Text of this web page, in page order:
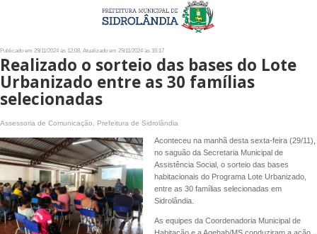
Publicado em 29/11/2024 às 12:08, Atualizado em 29/11/2024 às 16:17
Realizado o sorteio das bases do Lote
Urbanizado entre as 30 famílias
selecionadas
Assessoria de Comunicação, Prefeitura de Sidrolândia
Aconteceu na manhã desta sexta-feira (29/11),
no saguão da Secretaria Municipal de
Assistência Social, o sorteio das bases
habitacionais do Programa Lote Urbanizado,
entre as 30 famílias selecionadas em
Sidrolândia.
As equipes da Coordenadoria Municipal de